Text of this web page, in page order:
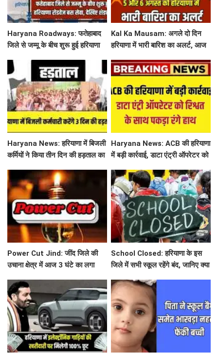
Haryana Roadways: फतेहाबाद
जिले से जम्मू के बीच शुरू हुई हरियाणा
Kal Ka Mausam: अगले दो दिन
हरियाणा में भारी बारिश का अलर्ट, आज
बदरा
Haryana News: हरियाणा में बिजली
कर्मियों ने किया तीन दिन की हड़ताल का
मोर्चा
Haryana News: ACB की हरियाणा
में बड़ी कार्रवाई, डाटा एंट्री ऑपरेटर को
Power Cut Jind: जींद जिले की
उचाना क्षेत्र में आज 3 घंटे का लगा
School Closed: हरियाणा के इस
जिले में सभी स्कूल रहेंगे बंद, जानिए क्या